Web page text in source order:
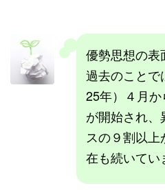
優勢思想の表
過去のこと
25年）４月か
が開始され
スの９割以
在も続いてい